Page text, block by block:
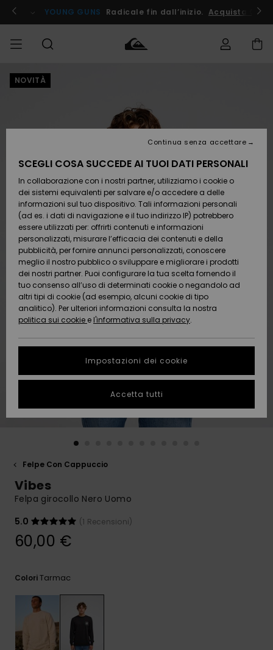
informazioni
prodotto
! YOUNG GUNS Radicale fin dall’inizio. Acquista Ora
UOMO
Accessori
Calzature
e
infradito
Surf /
Acqua
Snow
Scoprire
Accessori
Calzature
e
infradito
Surf /
Acqua
Neve
Scoprire
Nuovi
Da
Scoprire
Snow
SURF
Highlights
Comunità
SNOW
Uomo
Shop
Snow
Shop
Donna
Da
Scoprire
OUTLET
Outlet
Donna
AIUTO &
CONTATTI
Spedizione
Pagamento
Buono regalo
Quiksilver
Freedom
Protezione
dei dati
Guida alle
conversazione
per ottenere
la risposta
più rapida
risposte alle
domande
APP
NOVITÀ
Felpe Con Cappuccio
Vibes
Felpa girocollo Nero Uomo
5.0
(1 Recensioni)
60,00 €
ColoriTarmac
SCEGLI COSA SUCCEDE AI TUOI DATI PERSONALI
In collaborazione con i nostri partner, utilizziamo i cookie o
dei sistemi equivalenti per salvare e/o accedere a delle
informazioni sul tuo dispositivo. Tali informazioni personali
(ad es. i dati di navigazione e il tuo indirizzo IP) potrebbero
essere utilizzati per: offrirti contenuti e informazioni
personalizzati, misurare l’efficacia dei contenuti e della
pubblicità, per fornire annunci personalizzati, conoscere
meglio il nostro pubblico o sviluppare e migliorare i prodotti
dei nostri partner. Puoi configurare la tua scelta fornendo il
tuo consenso all’uso di determinati cookie o negandolo ad
altri tipi di cookie (ad esempio, alcuni cookie di tipo
analitico). Per ulteriori informazioni consulta la nostra
politica sui cookie e l'informativa sulla privacy.
Impostazioni dei cookie
Continua senza accettare
Accetta tutti